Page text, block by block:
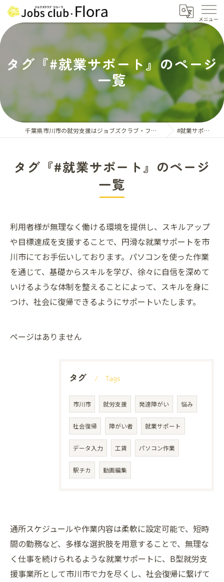
タグ『#就業サポート』のページ
一覧
千葉県市川市の就労支援はジョブズクラブ・フローラ #就業サポート
タグ『#就業サポート』のページ
一覧
利用者様が無理なく働ける環境を提供し、スキルアップ
や目標達成を支援することで、円滑な就業サポートを市
川市にてお手伝いしております。パソコンを使った作業
を通じて、基礎からスキルを学び、徐々に自信を深めて
いけるような体制を整えることによって、スキルを身に
つけ、社会に復帰できるようにサポートいたします。
ページはありません
タグ Tags
市川市 就労支援 発達障がい 悩み
社会復帰 障がい者 就業サポート
データ入力 工賃 パソコン作業
駅チカ 動画編集
通所スケジュールや作業内容は柔軟に設定可能で、短時
間の勤務など、多様な選択肢を用意することで、無理な
く仕事を続けられるような就業サポートに、B型就労支
援事業所として市川市で力を尽くし、社会復帰に繋げて